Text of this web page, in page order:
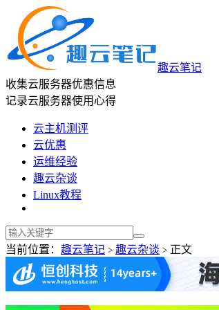
趣云笔记
收集云服务器优惠信息
记录云服务器使用心得
云主机测评
云优惠
运维经验
趣云杂谈
Linux教程
当前位置： 趣云笔记 > 趣云杂谈 > 正文